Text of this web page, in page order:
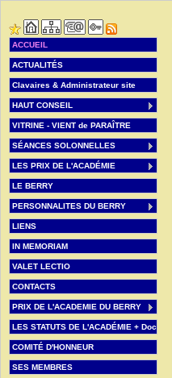
ACCUEIL
ACTUALITÉS
Clavaires & Administrateur site
HAUT CONSEIL
VITRINE - VIENT de PARAÎTRE
SÉANCES SOLONNELLES
LES PRIX DE L'ACADÉMIE
LE BERRY
PERSONNALITES DU BERRY
LIENS
IN MEMORIAM
VALET LECTIO
CONTACTS
PRIX DE L'ACADEMIE DU BERRY
LES STATUTS DE L'ACADÉMIE + Doc
COMITÉ D'HONNEUR
SES MEMBRES